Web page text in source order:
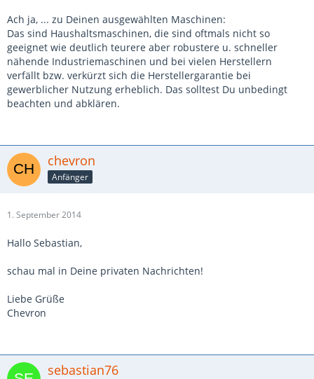
Ach ja, ... zu Deinen ausgewählten Maschinen:
Das sind Haushaltsmaschinen, die sind oftmals nicht so
geeignet wie deutlich teurere aber robustere u. schneller
nähende Industriemaschinen und bei vielen Herstellern
verfällt bzw. verkürzt sich die Herstellergarantie bei
gewerblicher Nutzung erheblich. Das solltest Du unbedingt
beachten und abklären.
chevron
Anfänger
1. September 2014
Hallo Sebastian,
schau mal in Deine privaten Nachrichten!
Liebe Grüße
Chevron
sebastian76